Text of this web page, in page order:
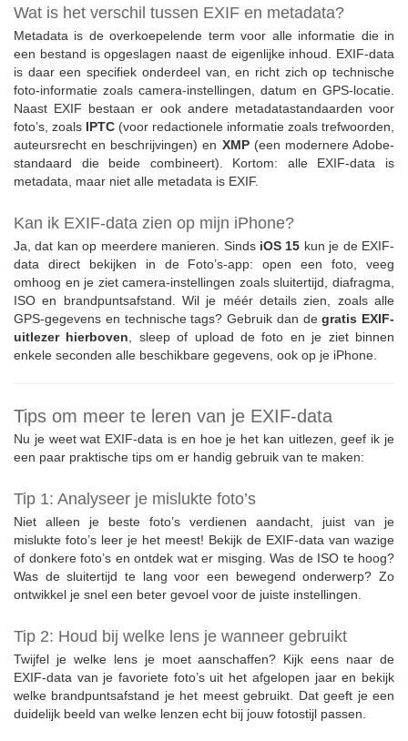
Wat is het verschil tussen EXIF en metadata?
Metadata is de overkoepelende term voor alle informatie die in
een bestand is opgeslagen naast de eigenlijke inhoud. EXIF-data
is daar een specifiek onderdeel van, en richt zich op technische
foto-informatie zoals camera-instellingen, datum en GPS-locatie.
Naast EXIF bestaan er ook andere metadatastandaarden voor
foto’s, zoals IPTC (voor redactionele informatie zoals trefwoorden,
auteursrecht en beschrijvingen) en XMP(een modernere Adobe-
standaard die beide combineert). Kortom: alle EXIF-data is
metadata, maar niet alle metadata is EXIF.
Kan ik EXIF-data zien op mijn iPhone?
Ja, dat kan op meerdere manieren. Sinds iOS 15 kun je de EXIF-
data direct bekijken in de Foto’s-app: open een foto, veeg
omhoog en je ziet camera-instellingen zoals sluitertijd, diafragma,
ISO en brandpuntsafstand. Wil je méér details zien, zoals alle
GPS-gegevens en technische tags? Gebruik dan degratis EXIF-
uitlezer hierboven , sleep of upload de foto en je ziet binnen
enkele seconden alle beschikbare gegevens, ook op je iPhone.
Tips om meer te leren van je EXIF-data
Nu je weet wat EXIF-data is en hoe je het kan uitlezen, geef ik je
een paar praktische tips om er handig gebruik van te maken:
Tip 1: Analyseer je mislukte foto’s
Niet alleen je beste foto’s verdienen aandacht, juist van je
mislukte foto’s leer je het meest! Bekijk de EXIF-data van wazige
of donkere foto’s en ontdek wat er misging. Was de ISO te hoog?
Was de sluitertijd te lang voor een bewegend onderwerp? Zo
ontwikkel je snel een beter gevoel voor de juiste instellingen.
Tip 2: Houd bij welke lens je wanneer gebruikt
Twijfel je welke lens je moet aanschaffen? Kijk eens naar de
EXIF-data van je favoriete foto’s uit het afgelopen jaar en bekijk
welke brandpuntsafstand je het meest gebruikt. Dat geeft je een
duidelijk beeld van welke lenzen echt bij jouw fotostijl passen.